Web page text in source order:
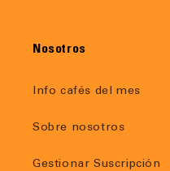
Nosotros
Info cafés del mes
Sobre nosotros
Gestionar Suscripción